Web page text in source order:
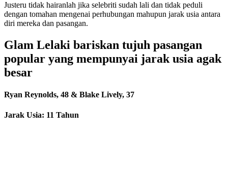
Justeru tidak hairanlah jika selebriti sudah lali dan tidak peduli
dengan tomahan mengenai perhubungan mahupun jarak usia antara
diri mereka dan pasangan.
Glam Lelaki bariskan tujuh pasangan
popular yang mempunyai jarak usia agak
besar
Ryan Reynolds, 48 & Blake Lively, 37
Jarak Usia: 11 Tahun